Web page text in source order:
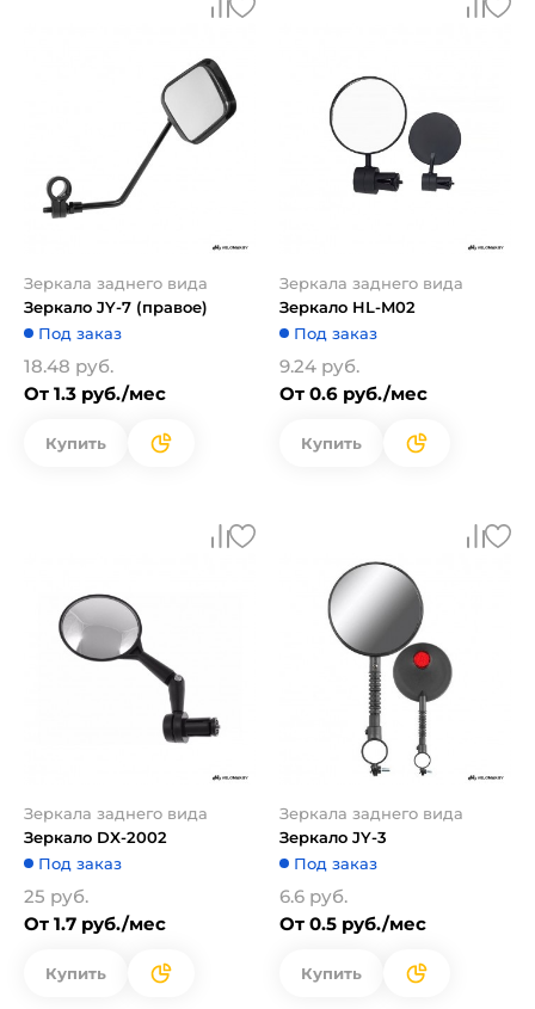
Зеркала заднего вида
Зеркало JY-7 (правое)
Под заказ
18.48 руб.
От 1.3 руб./мес
Купить
Зеркала заднего вида
Зеркало HL-M02
Под заказ
9.24 руб.
От 0.6 руб./мес
Купить
Зеркала заднего вида
Зеркало DX-2002
Под заказ
25 руб.
От 1.7 руб./мес
Купить
Зеркала заднего вида
Зеркало JY-3
Под заказ
6.6 руб.
От 0.5 руб./мес
Купить